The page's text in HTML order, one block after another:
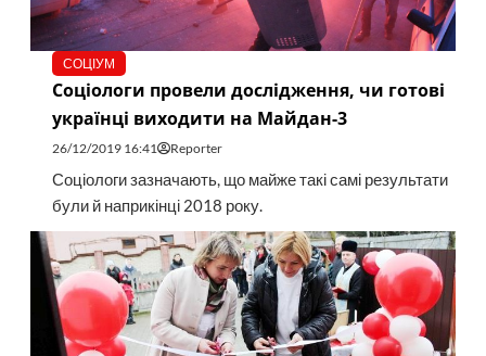
СОЦІУМ
Соціологи провели дослідження, чи готові
українці виходити на Майдан-3
26/12/2019 16:41 Reporter
Соціологи зазначають, що майже такі самі результати
були й наприкінці 2018 року.